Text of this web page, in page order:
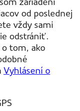
od poslednej
vždy sami
odstrániť.
tom, ako
Vyhlásení o